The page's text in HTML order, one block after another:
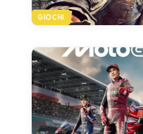
GIOCHI